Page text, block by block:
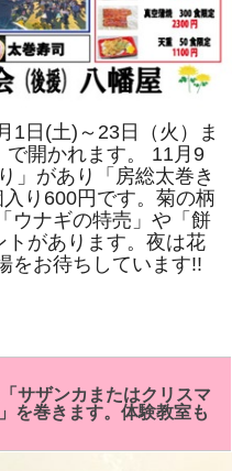
1日(土)～23日（火）ま
開かれます。 11月9
」があり「房総太巻き
り600円です。菊の柄
ウナギの特売」や「餅
があります。夜は花
をお待ちしています!!
サザンカまたはクリスマ
を巻きます。体験教室も